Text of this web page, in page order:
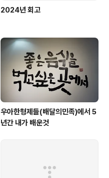
2024년 회고
우아한형제들(배달의민족)에서 5
년간 내가 배운것